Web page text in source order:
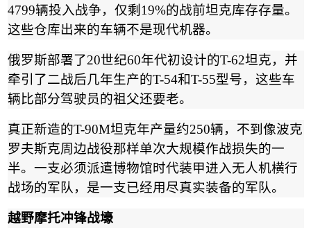
4799辆投入战争，仅剩 19%的战前坦克库存存量。
这些仓库出来的车辆不是现代机器。
俄罗斯部署了20世纪60年代初设计的T-62坦克，并
牵引了二战后几年生产的T-54和T-55型号，这些车
辆比部分驾驶员的祖父还要老。
真正新造的T-90M坦克年产量约250辆，不到像波克
罗夫斯克周边战役那样单次大规模作战损失的一
半。一支必须派遣博物馆时代装甲进入无人机横行
战场的军队，是一支已经用尽真实装备的军队。
越野摩托冲锋战壕